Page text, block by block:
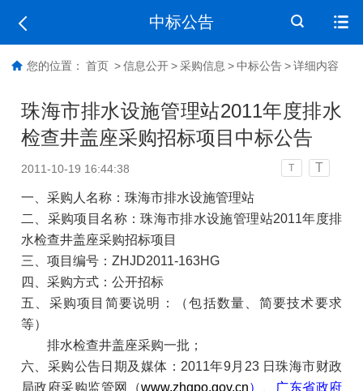
中标公告
您的位置： 首页 > 信息公开 > 采购信息 > 中标公告 > 详细内容
珠海市排水设施管理站2011年度排水
检查井盖座采购招标项目中标公告
2011-10-19 16:44:38 T T
一、采购人名称：珠海市排水设施管理站
二、采购项目名称：珠海市排水设施管理站2011年度排
水检查井盖座采购招标项目
三、项目编号：ZHJD2011-163HG
四、采购方式：公开招标
五、采购项目简要说明：（包括数量、简要技术要求
等）
排水检查井盖座采购一批；
六、采购公告日期及媒体：2011年9月23 日珠海市财政
局政府采购监管网（www.zhgpo.gov.cn）、广东省政府